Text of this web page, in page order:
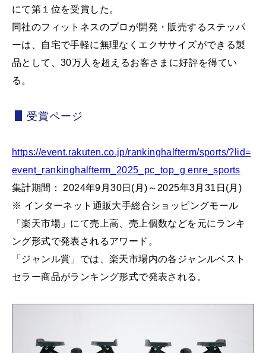
にて第１位を受賞した。
同社のフィットネスのプロが開発・販売するステッパ
ーは、自宅で手軽に無理なくエクササイズができる製
品として、30万人を超えるお客さまに好評を得てい
る。
受賞ページ
https://event.rakuten.co.jp/rankinghalfterm/sports/?lid=
event_rankinghalfterm_2025_pc_top_g enre_sports
集計期間： 2024年9月30日(月)～2025年3月31日(月)
※ インターネット通販大手総合ショッピングモール
「楽天市場」にて売上高、売上個数などを元にランキ
ング形式で発表されるアワード。
「ジャンル賞」では、楽天市場内の各ジャンルベスト
セラー商品がランキング形式で発表される。